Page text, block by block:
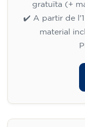
gratuïta (+
✔️ A partir de
material